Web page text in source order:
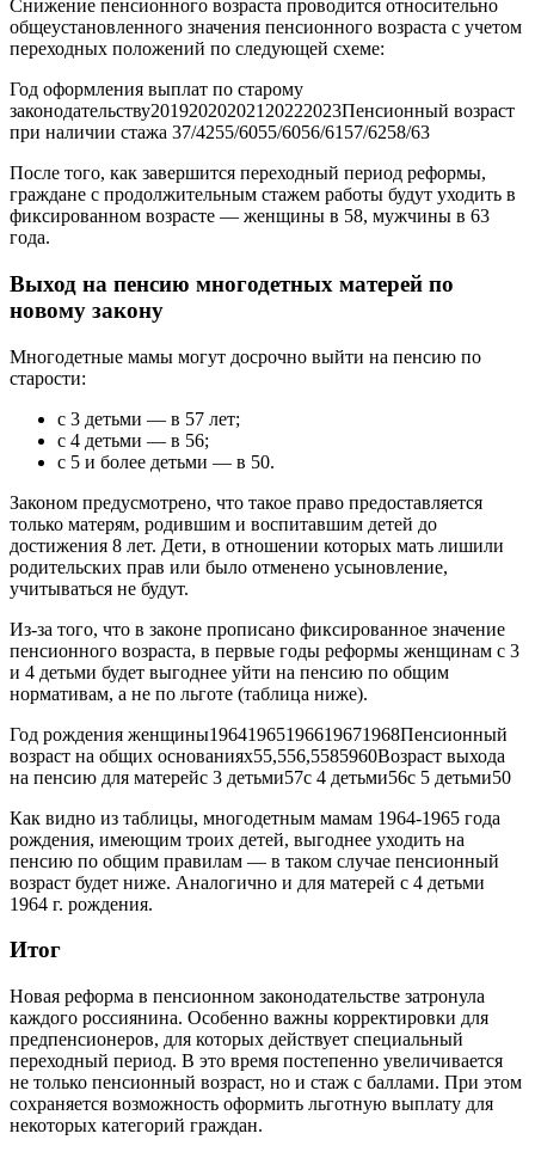
Снижение пенсионного возраста проводится относительно
общеустановленного значения пенсионного возраста с учетом
переходных положений по следующей схеме:
Год оформления выплат по старому
законодательству20192020202120222023Пенсионный возраст
при наличии стажа 37/4255/6055/6056/6157/6258/63
После того, как завершится переходный период реформы,
граждане с продолжительным стажем работы будут уходить в
фиксированном возрасте — женщины в 58, мужчины в 63
года.
Выход на пенсию многодетных матерей по
новому закону
Многодетные мамы могут досрочно выйти на пенсию по
старости:
с 3 детьми — в 57 лет;
с 4 детьми — в 56;
с 5 и более детьми — в 50.
Законом предусмотрено, что такое право предоставляется
только матерям, родившим и воспитавшим детей до
достижения 8 лет. Дети, в отношении которых мать лишили
родительских прав или было отменено усыновление,
учитываться не будут.
Из-за того, что в законе прописано фиксированное значение
пенсионного возраста, в первые годы реформы женщинам с 3
и 4 детьми будет выгоднее уйти на пенсию по общим
нормативам, а не по льготе (таблица ниже).
Год рождения женщины19641965196619671968Пенсионный
возраст на общих основаниях55,556,5585960Возраст выхода
на пенсию для матерейс 3 детьми57с 4 детьми56с 5 детьми50
Как видно из таблицы, многодетным мамам 1964-1965 года
рождения, имеющим троих детей, выгоднее уходить на
пенсию по общим правилам — в таком случае пенсионный
возраст будет ниже. Аналогично и для матерей с 4 детьми
1964 г. рождения.
Итог
Новая реформа в пенсионном законодательстве затронула
каждого россиянина. Особенно важны корректировки для
предпенсионеров, для которых действует специальный
переходный период. В это время постепенно увеличивается
не только пенсионный возраст, но и стаж с баллами. При этом
сохраняется возможность оформить льготную выплату для
некоторых категорий граждан.